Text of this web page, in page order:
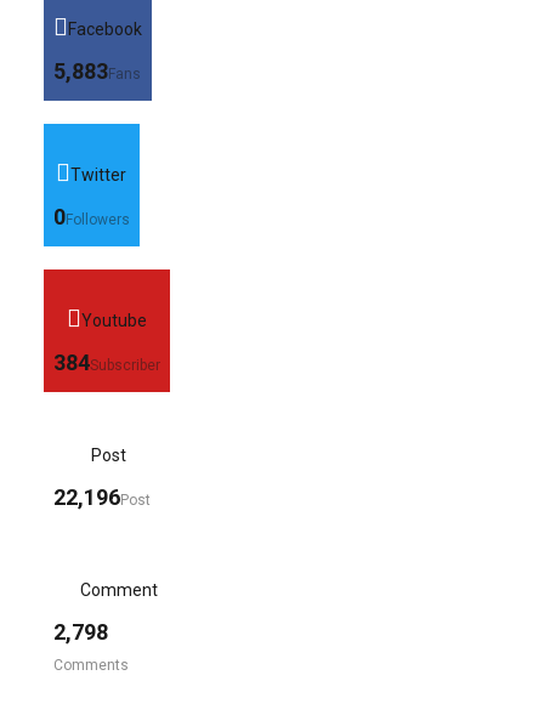
Facebook
5,883Fans
Twitter
0Followers
Youtube
384Subscriber
Post
22,196Post
Comment
2,798
Comments